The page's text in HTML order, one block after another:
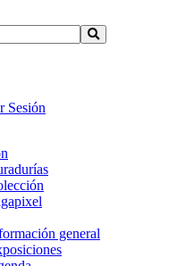
Sesión
general